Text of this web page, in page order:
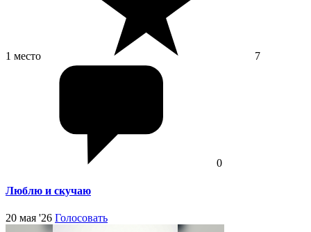
1 место 7
0
Люблю и скучаю
20 мая '26 Голосовать